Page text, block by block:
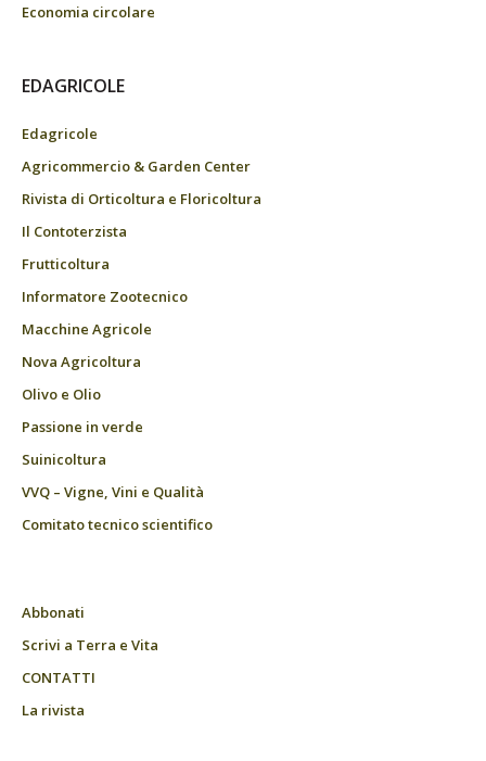
Economia circolare
EDAGRICOLE
Edagricole
Agricommercio & Garden Center
Rivista di Orticoltura e Floricoltura
Il Contoterzista
Frutticoltura
Informatore Zootecnico
Macchine Agricole
Nova Agricoltura
Olivo e Olio
Passione in verde
Suinicoltura
VVQ – Vigne, Vini e Qualità
Comitato tecnico scientifico
Abbonati
Scrivi a Terra e Vita
CONTATTI
La rivista